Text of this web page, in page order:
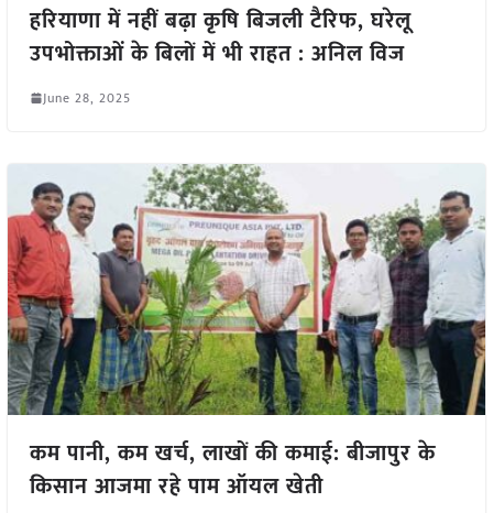
हरियाणा में नहीं बढ़ा कृषि बिजली टैरिफ, घरेलू
उपभोक्ताओं के बिलों में भी राहत : अनिल विज
June 28, 2025
कम पानी, कम खर्च, लाखों की कमाई: बीजापुर के
किसान आजमा रहे पाम ऑयल खेती